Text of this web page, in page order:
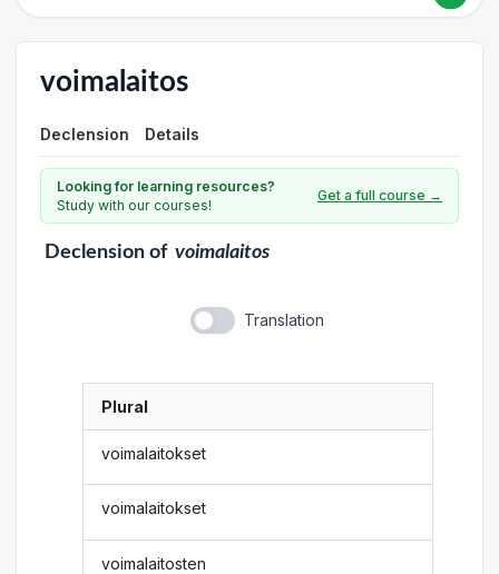
voimalaitos
Declension Details
Looking for learning resources?
Study with our courses!
Get a full course →
Declensionof voimalaitos
Translation
Plural
voimalaitokset
voimalaitokset
voimalaitosten